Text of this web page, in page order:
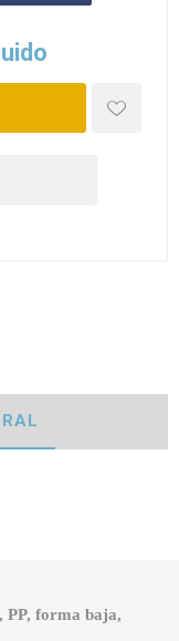
PP, forma baja,